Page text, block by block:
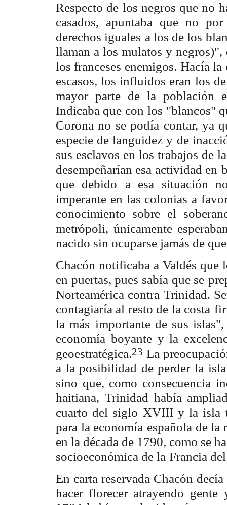
Respecto de los negros que no
casados, apuntaba que no por
derechos iguales a los de los
llaman a los mulatos y negros)",
los franceses enemigos. Hacía la
escasos, los influidos eran los
mayor parte de la población
Indicaba que con los "blancos"
Corona no se podía contar, ya
especie de languidez y de
sus esclavos en los trabajos de
desempeñarían esa actividad en
que debido
a esa situación
imperante en las colonias a
conocimiento sobre el
metrópoli, únicamente
nacido sin ocuparse jamás de que
Chacón notificaba a Valdés que
en puertas, pues sabía que se
Norteamérica contra Trinidad.
contagiaría al resto de la costa
la más importante de sus
economía boyante y la
geoestratégica.23 La
a la posibilidad de perder la
sino que, como consecuencia
haitiana, Trinidad había
cuarto del siglo XVIII y la isla
para la economía española de la
en la década de 1790, como se
socioeconómica de la Francia
En carta reservada Chacón
hacer florecer atrayendo gente